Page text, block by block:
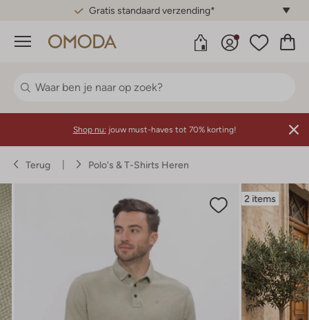
Gratis standaard verzending*
Menu
Shop nu: jouw must-haves tot 70% korting!
Terug Polo's & T-Shirts Heren
2 items